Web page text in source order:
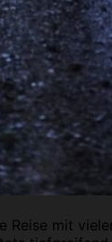
Reise mit